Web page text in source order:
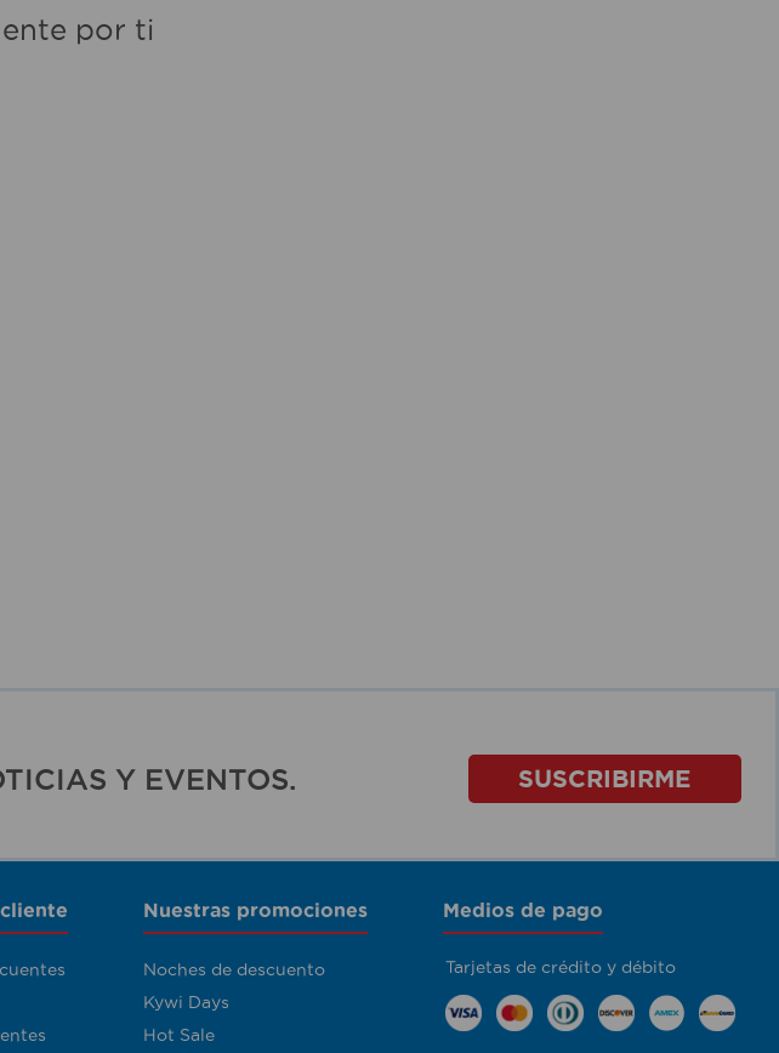
por ti
Y EVENTOS. SUSCRIBIRME
Nuestras promociones
Noches de descuento
Kywi Days
Hot Sale
Medios de pago
Tarjetas de crédito y débito